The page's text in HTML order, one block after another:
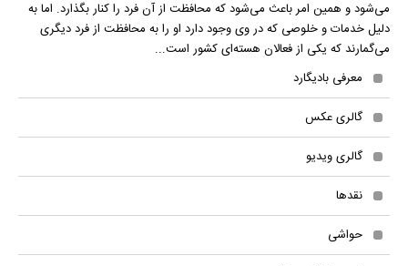
می‌شود و همین امر باعث می‌شود که محافظت از آن فرد را کنار بگذارد. اما به
دلیل خدمات و خلوصی که در وی وجود دارد او را به محافظت از فرد دیگری
می‌گمارند که یکی از فعالان هسته‌ای کشور است...
معرفی بادیگارد
گالری عکس
گالری ویدیو
نقدها
حواشی